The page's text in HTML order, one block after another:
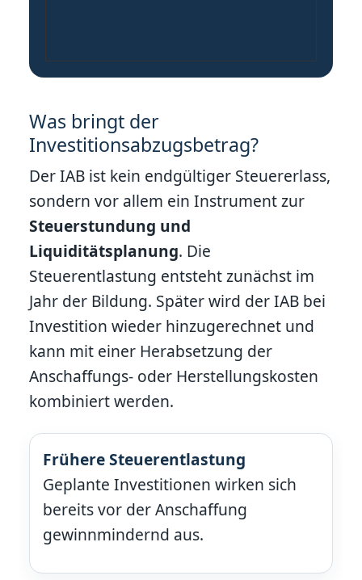
Was bringt der
Investitionsabzugsbetrag?
Der IAB ist kein endgültiger Steuererlass,
sondern vor allem ein Instrument zur
Steuerstundung und
Liquiditätsplanung. Die
Steuerentlastung entsteht zunächst im
Jahr der Bildung. Später wird der IAB bei
Investition wieder hinzugerechnet und
kann mit einer Herabsetzung der
Anschaffungs- oder Herstellungskosten
kombiniert werden.
Frühere Steuerentlastung
Geplante Investitionen wirken sich
bereits vor der Anschaffung
gewinnmindernd aus.